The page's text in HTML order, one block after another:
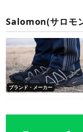
Salomon(サロモ
ブランド・メーカー